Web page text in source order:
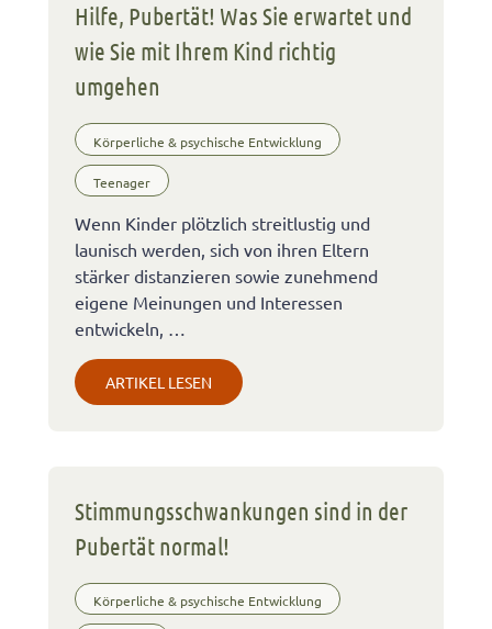
Hilfe, Pubertät! Was Sie erwartet und
wie Sie mit Ihrem Kind richtig
umgehen
Körperliche & psychische Entwicklung
Teenager
Wenn Kinder plötzlich streitlustig und
launisch werden, sich von ihren Eltern
stärker distanzieren sowie zunehmend
eigene Meinungen und Interessen
entwickeln, …
ARTIKEL LESEN
Stimmungsschwankungen sind in der
Pubertät normal!
Körperliche & psychische Entwicklung